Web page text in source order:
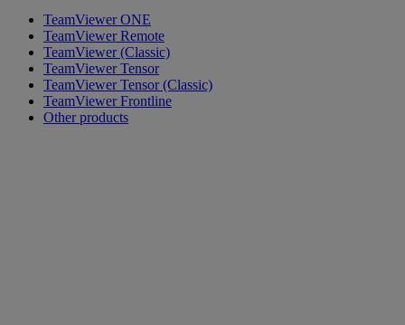
TeamViewer ONE
TeamViewer Remote
TeamViewer (Classic)
TeamViewer Tensor
TeamViewer Tensor (Classic)
TeamViewer Frontline
Other products